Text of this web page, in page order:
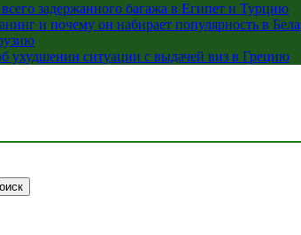
задержанного багажа в Египет и Турцию
и почему он набирает популярность в
ухудшении ситуации с выдачей виз в Грецию